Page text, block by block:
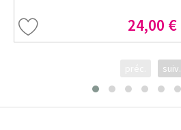
24,00 €
suiv.